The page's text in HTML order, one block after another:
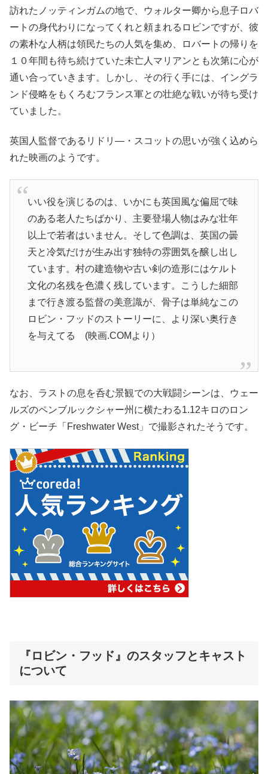
訪れたノッティンガムの地で、ウォルター卿から息子ロバ
ートの身代わりになってくれと頼まれるロビンですが、彼
の素朴な人柄は領民たちの人気を集め、ロバートの帰りを
１０年間も待ち続けていた未亡人マリアンとも次第に心が
通い合っていきます。しかし、その行く手には、イングラ
ンド侵略をもくろむフランス軍との壮絶な戦いが待ち受け
ていました。
英国人監督であるリドリ―・スコットの思いが強く込めら
れた映画のようです。
いい役を演じるのは、いかにも英国風な偏屈で味
のある老人たちばかり、主要登場人物はみな壮年
以上で若者はいません。そして色調は、英国の曇
天と冷気だけが生み出す独特の雰囲気を醸し出し
ています。村の建造物や古い剣の造形にはケルト
文化の名残を色濃く残しています。こうした細部
まで行き渡る監督の美意識が、骨子は単純なこの
ロビン・フッドのストーリーに、より深い奥行き
を与えてる (映画.COMより）
なお、ラストの息を呑む景観での大戦闘シーンは、ウェー
ルズのペンブルックシャー州に横たわる1.12キロのロン
グ・ビーチ「Freshwater West」で撮影されたそうです。
『ロビン・フッド』のスタッフとキャスト
について